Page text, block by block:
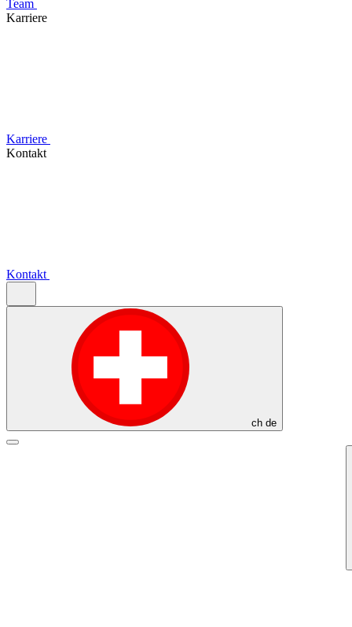
Team
Karriere
Karriere
Kontakt
Kontakt
ch de